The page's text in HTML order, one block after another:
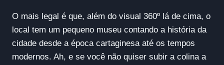
O mais legal é que, além do visual 360º lá de cima, o
local tem um pequeno museu contando a história da
cidade desde a época cartaginesa até os tempos
modernos. Ah, e se você não quiser subir a colina a